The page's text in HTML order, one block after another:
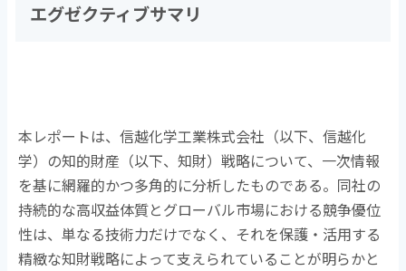
エグゼクティブサマリ
本レポートは、信越化学工業株式会社（以下、信越化
学）の知的財産（以下、知財）戦略について、一次情報
を基に網羅的かつ多角的に分析したものである。同社の
持続的な高収益体質とグローバル市場における競争優位
性は、単なる技術力だけでなく、それを保護・活用する
精緻な知財戦略によって支えられていることが明らかと